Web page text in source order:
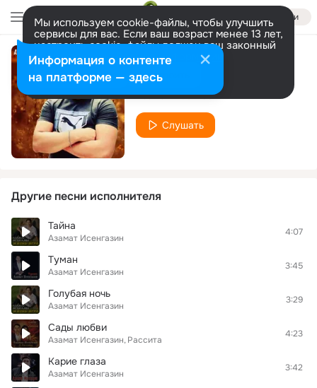
Войти
Мы используем cookie-файлы, чтобы улучшить
сервисы для вас. Если ваш возраст менее 13 лет,
настроить cookie-файлы должен ваш законный
представитель. Больше информации
Разрешить все Настроить
Я жду тебя
Азамат Исенгазин
Слушать
Другие песни исполнителя
Тайна
Азамат Исенгазин
4:07
Туман
Азамат Исенгазин
3:45
Голубая ночь
Азамат Исенгазин
3:29
Сады любви
Азамат Исенгазин Рассита
4:23
Карие глаза
Азамат Исенгазин
3:42
Информация о контенте
на платформе — здесь